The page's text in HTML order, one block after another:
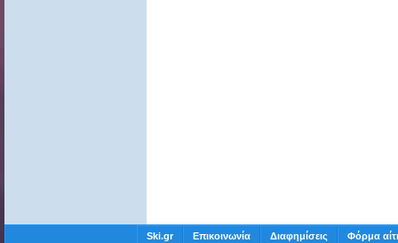
Ski.gr Επικοινωνία Διαφημίσεις Φόρμα